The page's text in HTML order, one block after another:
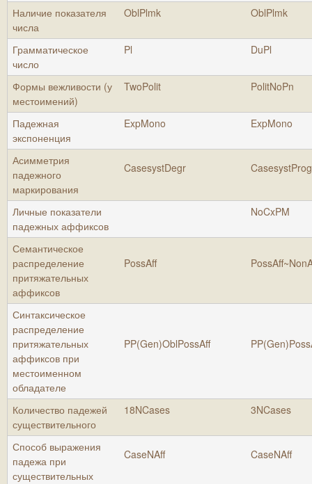
Наличие показателя
числа
OblPlmk OblPlmk
Грамматическое
число
Pl DuPl
Формы вежливости (у
местоимений)
TwoPolit PolitNoPn
Падежная
экспоненция
ExpMono ExpMono
Асимметрия
падежного
маркирования
CasesystDegr CasesystProg
Личные показатели
падежных аффиксов
NoCxPM
Семантическое
распределение
притяжательных
аффиксов
PossAff
Синтаксическое
распределение
притяжательных
аффиксов при
местоименном
обладателе
PP(Gen)OblPossAff
Количество падежей
существительного
18NCases 3NCases
Способ выражения
падежа при
существительных
CaseNAff CaseNAff